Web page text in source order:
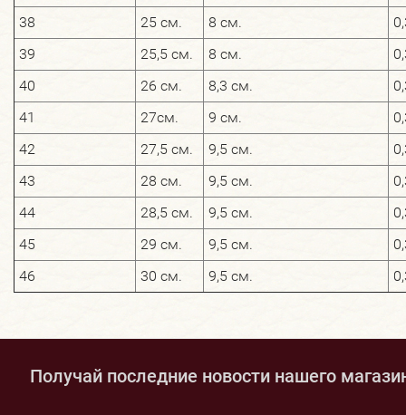
38
25 см. 8 см.
39
25,5 см. 8 см.
40
26 см. 8,3 см.
41
27см. 9 см.
42
27,5 см. 9,5 см.
43
28 см. 9,5 см.
44
28,5 см. 9,5 см.
45
29 см. 9,5 см.
46
30 см. 9,5 см.
Получай последние новости нашего